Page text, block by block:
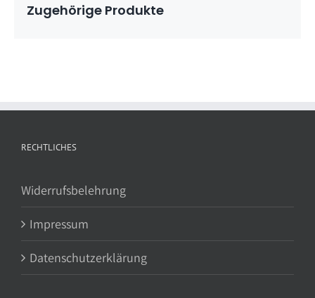
Zugehörige Produkte
RECHTLICHES
Widerrufsbelehrung
Impressum
Datenschutzerklärung